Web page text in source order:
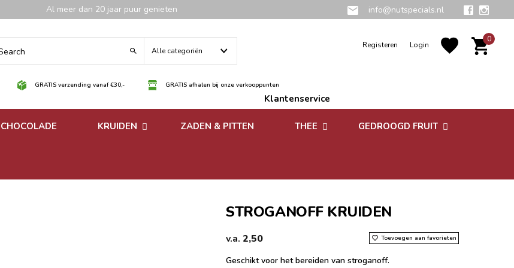
Al meer dan 20 jaar puur genieten info@nutspecials.nl
Alle categoriën
0
Registeren Login
GRATIS verzending vanaf €30,- GRATIS afhalen bij onze verkooppunten
Klantenservice
CHOCOLADE KRUIDEN
Kruidenmixen zonder
ZADEN & PITTEN THEE
Kruidenthee
Rooibos thee
Witte thee
GEDROOGD FRUIT
Superfoods
STROGANOFF KRUIDEN
v.a. 2,50 Toevoegen aan favorieten
Geschikt voor het bereiden van stroganoff.